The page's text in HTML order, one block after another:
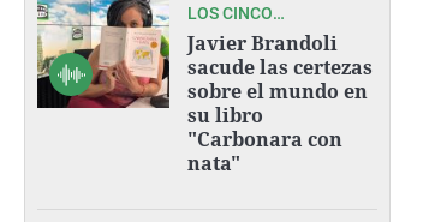
LOS CINCO
CONTINENTES
Javier Brandoli
sacude las certezas
sobre el mundo en
su libro
"Carbonara con
nata"